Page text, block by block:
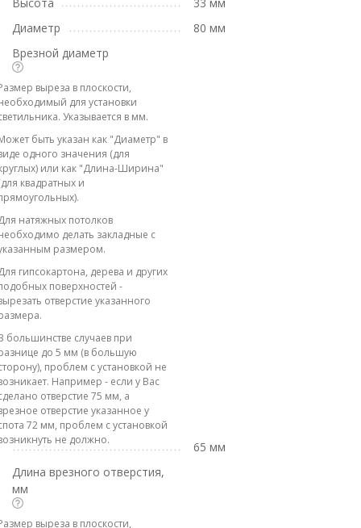
Диаметр
80 мм
Врезной диаметр
выреза в плоскости,
для установки
Указывается в мм.
быть указан как "Диаметр" в
одного значения (для
или как "Длина-Ширина"
квадратных и
натяжных потолков
делать закладные с
размером.
гипсокартона, дерева и других
поверхностей -
отверстие указанного
большинстве случаев при
до 5 мм (в большую
проблем с установкой не
Например - если у Вас
отверстие 75 мм, а
отверстие указанное у
72 мм, проблем с установкой
не должно.
65 мм
Длина врезного отверстия,
мм
выреза в плоскости,